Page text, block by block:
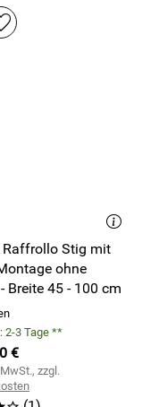
Raffrollo Stig mit
ohne
Breite 45 - 100 cm
2-3 Tage **
€
zzgl.